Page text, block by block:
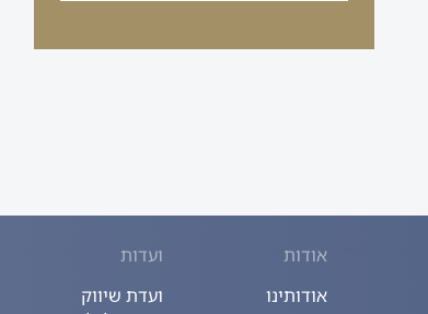
אודות
אודותינו
ועדות
ועדת שיווק